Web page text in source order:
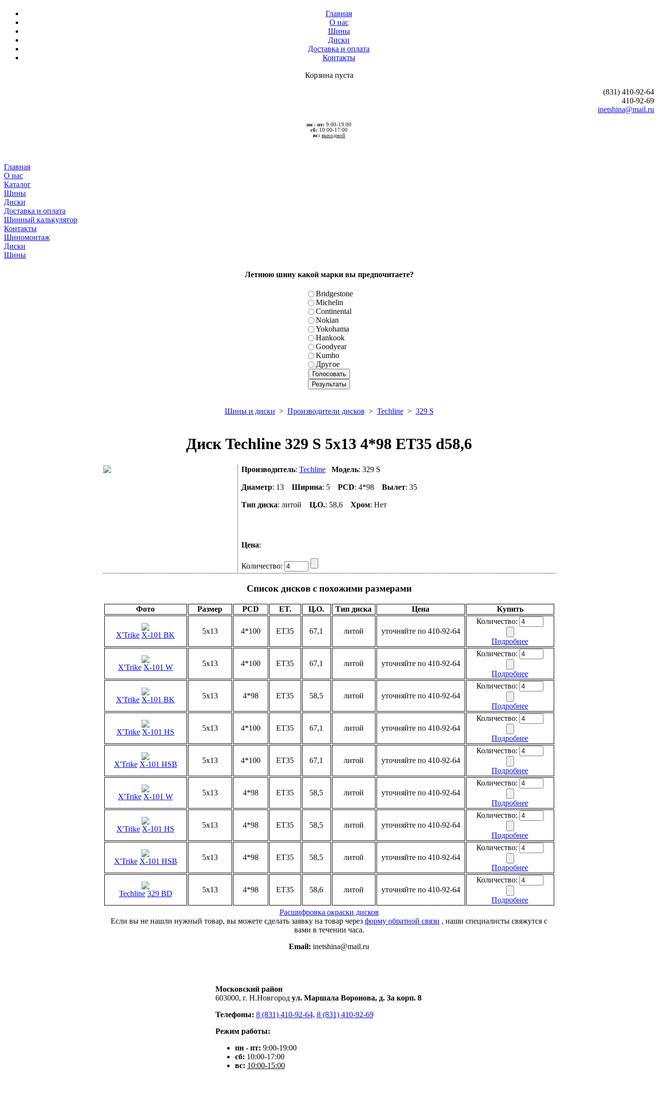
Главная
О нас
Шины
Диски
Доставка и оплата
Контакты
Корзина пуста
(831) 410-92-64
410-92-69
inetshina@mail.ru
пн - пт: 9:00-19:00
сб: 10:00-17:00
вс: выходной
Главная
О нас
Каталог
Шины
Диски
Доставка и оплата
Шинный калькулятор
Контакты
Шиномонтаж
Диски
Шины
Летнюю шину какой марки вы предпочитаете?
Bridgestone
Michelin
Continental
Nokian
Yokohama
Hankook
Goodyear
Kumho
Другое
Шины и диски > Производители дисков > Techline> 329 S
Диск Techline 329 S 5x13 4*98 ET35 d58,6
Производитель: Techline Модель: 329 S
Диаметр: 13 Ширина: 5 PCD: 4*98 Вылет: 35
Тип диска: литой Ц.О.: 58,6 Хром: Нет
Цена:
Количество:
Список дисков с похожими размерами
Фото Размер PCD ET. Ц.О. Тип диска Цена Купить
X'Trike X-101 BK 5x13 4*100 ET35 67,1 литой уточняйте по 410-92-64
Количество:
Подробнее
X'Trike X-101 W 5x13 4*100 ET35 67,1 литой уточняйте по 410-92-64
Количество:
Подробнее
X'Trike X-101 BK 5x13 4*98 ET35 58,5 литой уточняйте по 410-92-64
Количество:
Подробнее
X'Trike X-101 HS 5x13 4*100 ET35 67,1 литой уточняйте по 410-92-64
Количество:
Подробнее
X'Trike X-101 HSB 5x13 4*100 ET35 67,1 литой уточняйте по 410-92-64
Количество:
Подробнее
X'Trike X-101 W 5x13 4*98 ET35 58,5 литой уточняйте по 410-92-64
Количество:
Подробнее
X'Trike X-101 HS 5x13 4*98 ET35 58,5 литой уточняйте по 410-92-64
Количество:
Подробнее
X'Trike X-101 HSB 5x13 4*98 ET35 58,5 литой уточняйте по 410-92-64
Количество:
Подробнее
Techline 329 BD 5x13 4*98 ET35 58,6 литой уточняйте по 410-92-64
Количество:
Подробнее
Расшифровка окраски дисков
Если вы не нашли нужный товар, вы можете сделать заявку на товар через форму обратной связи , наши специалисты свяжутся с
вами в течении часа.
Email: inetshina@mail.ru
Московский район
603000, г. Н.Новгород ул. Маршала Воронова, д. 3а корп. 8
Телефоны: 8 (831) 410-92-64, 8 (831) 410-92-69
Режим работы:
пн - пт: 9:00-19:00
сб: 10:00-17:00
вс: 10:00-15:00